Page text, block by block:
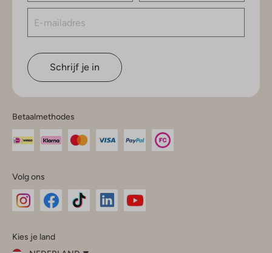
Schrijf je in
Betaalmethodes
Volg ons
InstagramFacebook
Kies je land